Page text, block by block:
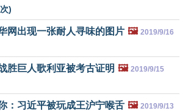
次)
网出现一张耐人寻味的图片 🖼️ 2019/9/16
胜巨人歌利亚被考古证明 🖼️ 2019/9/15
：习近平被玩成王沪宁喉舌 🖼️ 2019/9/13